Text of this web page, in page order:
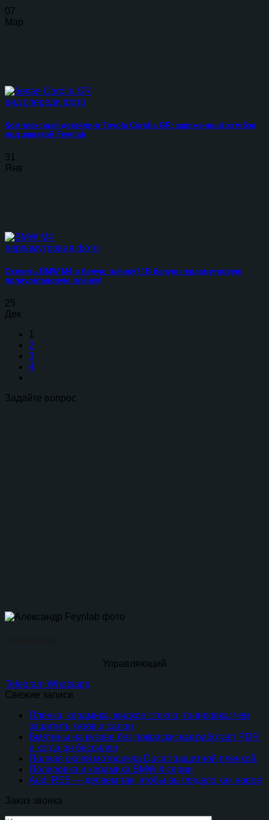
07
Мар
Комплексный детейлинг Toyota Corolla GR: заряженный хэтчбэк
под защитой Feynlab
31
Янв
Оклеить BMW M4 в белую плёнку?! В белую перламутровую
полиуретановую плёнку!
25
Дек
1
2
3
4
Задайте вопрос
Управляющий
Telegram Whatsapp
Свежие записи
Плёнка, керамика, жидкое стекло, тонировка: чем
защитить кузов и салон
Вмятины на кузове без покраски: как работает PDR
и когда он бессилен
Полная оклей мотоцикла Ducati защитной пленкой.
Полировка и керамика BMW 4 серии
Audi RS5 — делаем так, чтобы выглядело как новое
Заказ звонка